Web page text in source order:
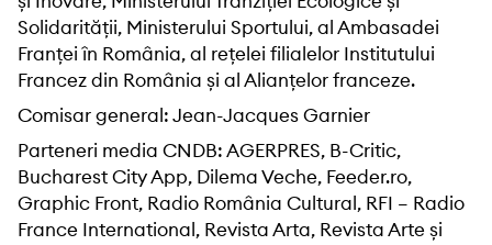
Solidarității, Ministerului Sportului, al Ambasadei
Franței în România, al rețelei filialelor Institutului
Francez din România și al Alianțelor franceze.
Comisar general: Jean-Jacques Garnier
Parteneri media CNDB: AGERPRES, B-Critic,
Bucharest City App, Dilema Veche, Feeder.ro,
Graphic Front, Radio România Cultural, RFI – Radio
France International, Revista Arta, Revista Arte și